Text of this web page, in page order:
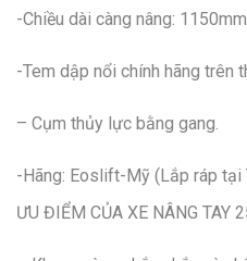
-Chiều dài càng nâng:
-Tem dập nổi chính hãng trên
– Cụm thủy lực bằng gang.
-Hãng: Eoslift-Mỹ (Lắp ráp tại
ƯU ĐIỂM CỦA XE NÂNG TAY